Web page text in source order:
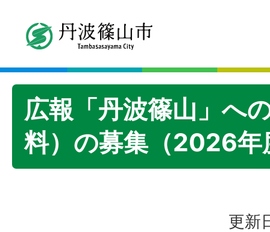
広報「丹波篠山」へ
料）の募集（2026年
更新